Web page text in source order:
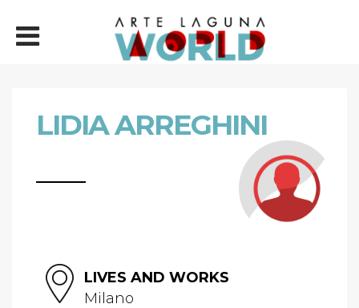
LIDIA ARREGHINI
LIVES AND WORKS
Milano